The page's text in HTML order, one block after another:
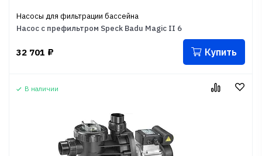
Насосы для фильтрации бассейна
Насос с префильтром Speck Badu Magic II 6
32 701 ₽ Купить
В наличии